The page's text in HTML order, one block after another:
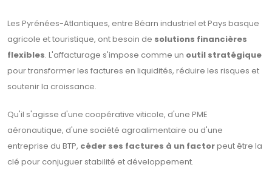
Les Pyrénées-Atlantiques, entre Béarn industriel et Pays basque
agricole et touristique, ont besoin de solutions financières
flexibles. L'affacturage s'impose comme un outil stratégique
pour transformer les factures en liquidités, réduire les risques et
soutenir la croissance.
Qu'il s'agisse d'une coopérative viticole, d'une PME
aéronautique, d'une société agroalimentaire ou d'une
entreprise du BTP, céder ses factures à un factorpeut être la
clé pour conjuguer stabilité et développement.